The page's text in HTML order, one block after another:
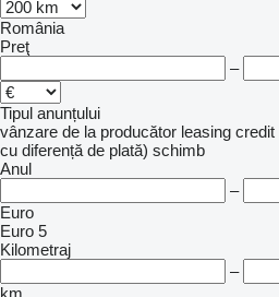
România
Preţ
–
Tipul anunțului
vânzare de la producător leasing credit
cu diferență de plată) schimb
Anul
–
Euro
Euro 5
Kilometraj
–
km